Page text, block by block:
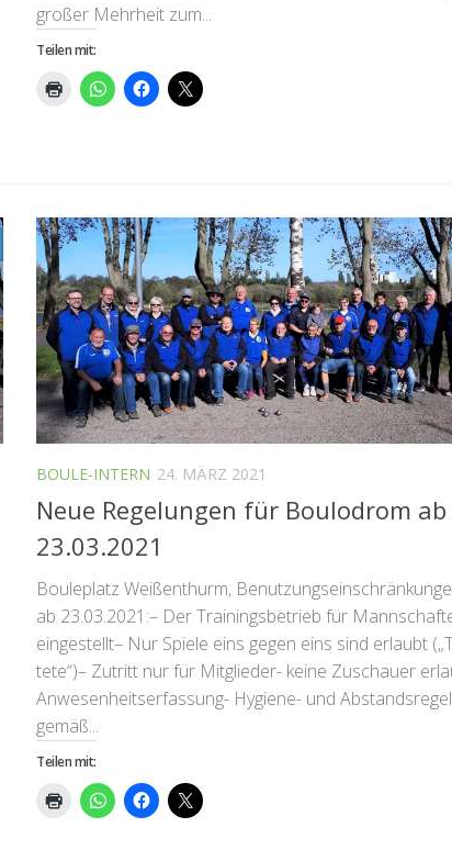
großer Mehrheit zum...
Teilen mit:
BOULE-INTERN 24. MÄRZ 2021
Neue Regelungen für Boulodrom ab
23.03.2021
Bouleplatz Weißenthurm,
ab 23.03.2021:– Der Trainingsbetrieb für
eingestellt– Nur Spiele eins gegen eins sind erlaubt
tete“)– Zutritt nur für Mitglieder- keine Zuschauer
Anwesenheitserfassung- Hygiene- und
gemäß...
Teilen mit: